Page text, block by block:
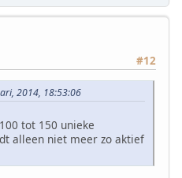
#12
2014, 18:53:06
tot 150 unieke
alleen niet meer zo aktief